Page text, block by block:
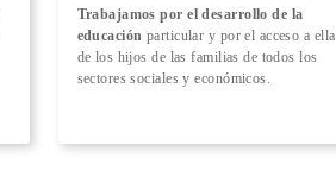
Trabajamos por el desarrollo de la
educación particular y por el acceso a ella
de los hijos de las familias de todos los
sectores sociales y económicos.